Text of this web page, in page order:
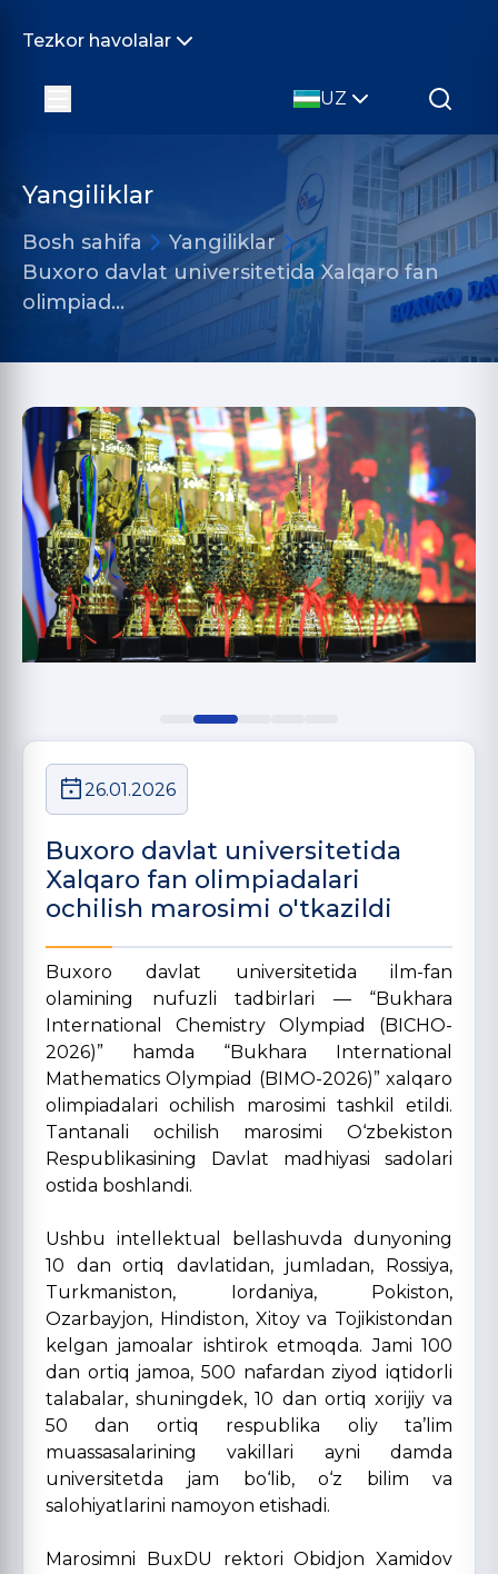
Tezkor havolalar
UZ
Yangiliklar
Bosh sahifa
Yangiliklar
Buxoro davlat universitetida Xalqaro fan
olimpiad…
26.01.2026
Buxoro davlat universitetida
Xalqaro fan olimpiadalari
ochilish marosimi o'tkazildi
Buxoro davlat universitetida ilm-fan
olamining nufuzli tadbirlari — “Bukhara
International Chemistry Olympiad (BICHO-
2026)” hamda “Bukhara International
Mathematics Olympiad (BIMO-2026)” xalqaro
olimpiadalari ochilish marosimi tashkil etildi.
Tantanali ochilish marosimi O‘zbekiston
Respublikasining Davlat madhiyasi sadolari
ostida boshlandi.
Ushbu intellektual bellashuvda dunyoning
10 dan ortiq davlatidan, jumladan, Rossiya,
Turkmaniston, Iordaniya, Pokiston,
Ozarbayjon, Hindiston, Xitoy va Tojikistondan
kelgan jamoalar ishtirok etmoqda. Jami 100
dan ortiq jamoa, 500 nafardan ziyod iqtidorli
talabalar, shuningdek, 10 dan ortiq xorijiy va
50 dan ortiq respublika oliy ta’lim
muassasalarining vakillari ayni damda
universitetda jam bo‘lib, o‘z bilim va
salohiyatlarini namoyon etishadi.
Marosimni BuxDU rektori Obidjon Xamidov